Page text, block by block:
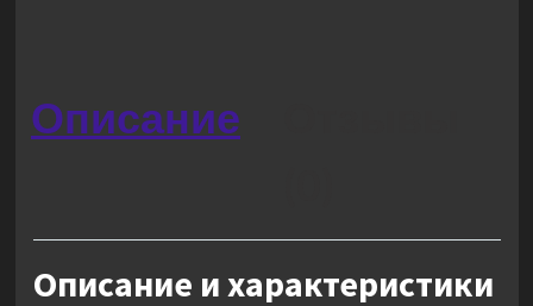
Описание
Описание и характеристики